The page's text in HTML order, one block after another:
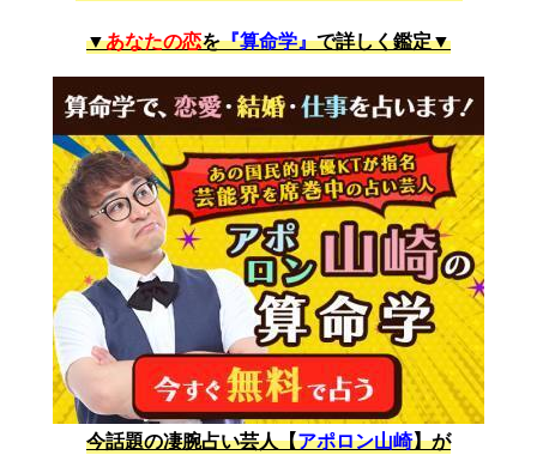
▼あなたの恋を『算命学』で詳しく鑑定▼
今話題の凄腕占い芸人【アポロン山崎】が